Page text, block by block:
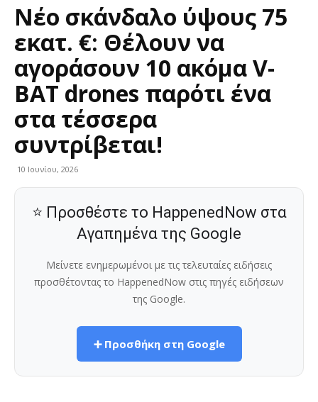
Νέο σκάνδαλο ύψους 75
εκατ. €: Θέλουν να
αγοράσουν 10 ακόμα V-
BAT drones παρότι ένα
στα τέσσερα
συντρίβεται!
10 Ιουνίου, 2026
⭐ Προσθέστε το HappenedNow στα
Αγαπημένα της Google
Μείνετε ενημερωμένοι με τις τελευταίες ειδήσεις
προσθέτοντας το HappenedNow στις πηγές ειδήσεων
της Google.
➕ Προσθήκη στη Google